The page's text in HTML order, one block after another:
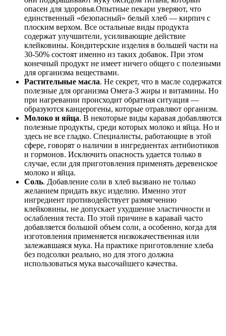
опасен для здоровья.Опытные пекари уверяют, что
единственный «безопасный» белый хлеб — кирпич с
плоским верхом. Все остальные виды продукта
содержат улучшители, усиливающие действие
клейковины. Кондитерские изделия в большей части на
30-50% состоят именно из таких добавок. При этом
конечный продукт не имеет ничего общего с полезными
для организма веществами.
Растительные масла. Не секрет, что в масле содержатся
полезные для организма Омега-3 жиры и витамины. Но
при нагревании происходит обратная ситуация —
образуются канцерогены, которые отравляют организм.
Молоко и яйца. В некоторые виды каравая добавляются
полезные продукты, среди которых молоко и яйца. Но и
здесь не все гладко. Специалисты, работающие в этой
сфере, говорят о наличии в ингредиентах антибиотиков
и гормонов. Исключить опасность удается только в
случае, если для приготовления применять деревенское
молоко и яйца.
Соль. Добавление соли в хлеб вызвано не только
желанием придать вкус изделию. Именно этот
ингредиент противодействует размягчению
клейковины, не допускает ухудшение эластичности и
ослабления теста. По этой причине в каравай часто
добавляется большой объем соли, а особенно, когда для
изготовления применяется низкокачественная или
залежавшаяся мука. На практике приготовление хлеба
без подсолки реально, но для этого должна
использоваться мука высочайшего качества.